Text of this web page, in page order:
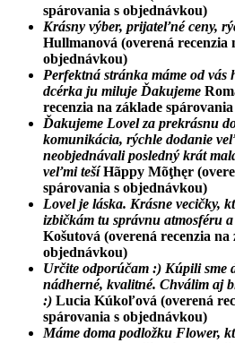
spárovania s objednávkou)
Krásny výber, prijateľné ceny,
Hullmanová (overená recenzia
objednávkou)
Perfektná stránka máme od
dcérka ju miluje Ďakujeme
recenzia na základe
Ďakujeme Lovel za prekrásnu
komunikácia, rýchle dodanie
neobjednávali posledný krát
veľmi tešíHãppy Mõţhęr
spárovania s objednávkou)
Lovel je láska. Krásne vecičky,
izbičkám tu správnu atmosféru
Košutová (overená recenzia
objednávkou)
Určite odporúčam :) Kúpili sme
nádherné, kvalitné. Chválim aj
:) Lucia Kúkoľová (overená
spárovania s objednávkou)
Máme doma podložku Flower,